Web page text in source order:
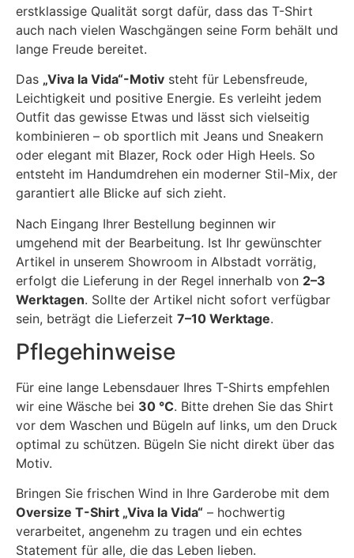
erstklassige Qualität sorgt dafür, dass das T-Shirt
auch nach vielen Waschgängen seine Form behält und
lange Freude bereitet.
Das „Viva la Vida“-Motiv steht für Lebensfreude,
Leichtigkeit und positive Energie. Es verleiht jedem
Outfit das gewisse Etwas und lässt sich vielseitig
kombinieren – ob sportlich mit Jeans und Sneakern
oder elegant mit Blazer, Rock oder High Heels. So
entsteht im Handumdrehen ein moderner Stil-Mix, der
garantiert alle Blicke auf sich zieht.
Nach Eingang Ihrer Bestellung beginnen wir
umgehend mit der Bearbeitung. Ist Ihr gewünschter
Artikel in unserem Showroom in Albstadt vorrätig,
erfolgt die Lieferung in der Regel innerhalb von 2–3
Werktagen. Sollte der Artikel nicht sofort verfügbar
sein, beträgt die Lieferzeit 7–10 Werktage.
Pflegehinweise
Für eine lange Lebensdauer Ihres T-Shirts empfehlen
wir eine Wäsche bei 30 °C. Bitte drehen Sie das Shirt
vor dem Waschen und Bügeln auf links, um den Druck
optimal zu schützen. Bügeln Sie nicht direkt über das
Motiv.
Bringen Sie frischen Wind in Ihre Garderobe mit dem
Oversize T-Shirt „Viva la Vida“ – hochwertig
verarbeitet, angenehm zu tragen und ein echtes
Statement für alle, die das Leben lieben.